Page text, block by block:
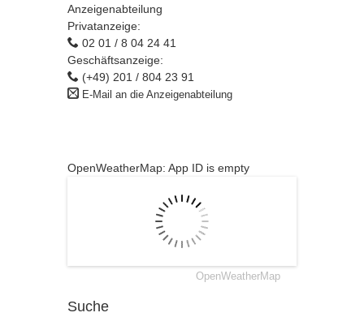
Anzeigenabteilung
Privatanzeige:
02 01 / 8 04 24 41
Geschäftsanzeige:
(+49) 201 / 804 23 91
E-Mail an die Anzeigenabteilung
OpenWeatherMap: App ID is empty
OpenWeatherMap
Suche